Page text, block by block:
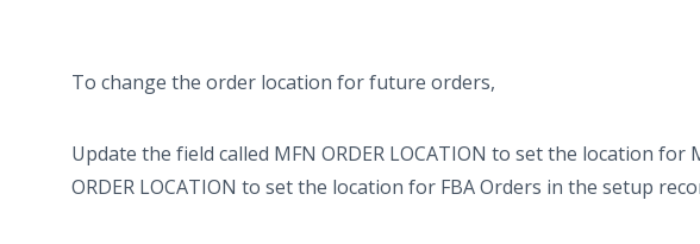
To change the order location for future orders,
Update the field called MFN ORDER LOCATION to set the location for
ORDER LOCATION to set the location for FBA Orders in the setup